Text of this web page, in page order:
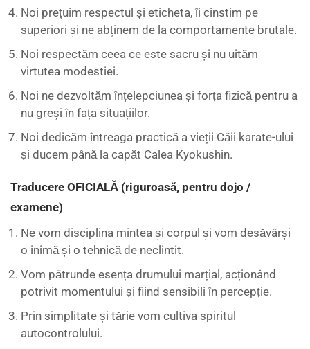
Noi prețuim respectul și eticheta, îi cinstim pe
superiori și ne abținem de la comportamente brutale.
Noi respectăm ceea ce este sacru și nu uităm
virtutea modestiei.
Noi ne dezvoltăm înțelepciunea și forța fizică pentru a
nu greși în fața situațiilor.
Noi dedicăm întreaga practică a vieții Căii karate-ului
și ducem până la capăt Calea Kyokushin.
Traducere OFICIALĂ (riguroasă, pentru dojo /
examene)
Ne vom disciplina mintea și corpul și vom desăvârși
o inimă și o tehnică de neclintit.
Vom pătrunde esența drumului marțial, acționând
potrivit momentului și fiind sensibili în percepție.
Prin simplitate și tărie vom cultiva spiritul
autocontrolului.